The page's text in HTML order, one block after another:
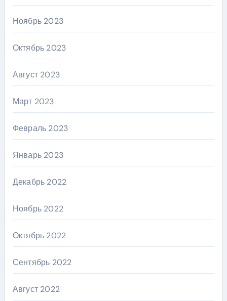
Ноябрь 2023
Октябрь 2023
Август 2023
Март 2023
Февраль 2023
Январь 2023
Декабрь 2022
Ноябрь 2022
Октябрь 2022
Сентябрь 2022
Август 2022